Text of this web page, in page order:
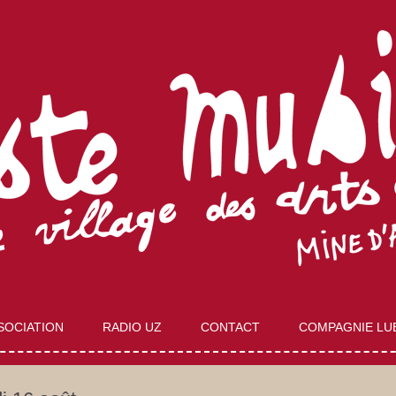
au
contenu
RADIO UZ CONTACT COMPAGNIE